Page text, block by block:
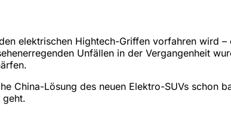
elektrischen Hightech-Griffen vorfahren wird
Unfällen in der Vergangenheit
China-Lösung des neuen Elektro-SUVs schon
geht.